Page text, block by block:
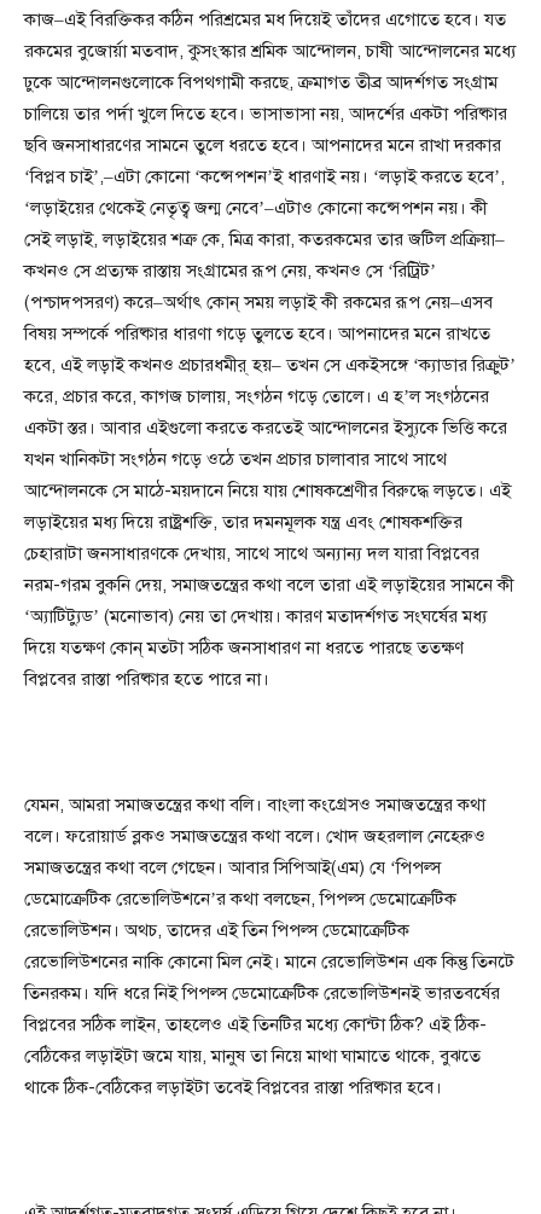
কাজ–এই বিরক্তিকর কঠিন পরিশ্রমের মধ দিয়েই তাঁদের এগোতে হবে। যত
রকমের বুজোর্য়া মতবাদ, কুসংস্কার শ্রমিক আন্দোলন, চাষী আন্দোলনের মধ্যে
ঢুকে আন্দোলনগুলোকে বিপথগামী করছে, ক্রমাগত তীব্র আদর্শগত সংগ্রাম
চালিয়ে তার পর্দা খুলে দিতে হবে। ভাসাভাসা নয়, আদর্শের একটা পরিষ্কার
ছবি জনসাধারণের সামনে তুলে ধরতে হবে। আপনাদের মনে রাখা দরকার
‘বিপ্লব চাই’,–এটা কোনো ‘কন্সেপশন’ই ধারণাই নয়। ‘লড়াই করতে হবে’,
‘লড়াইয়ের থেকেই নেতৃত্ব জন্ম নেবে’–এটাও কোনো কন্সেপশন নয়। কী
সেই লড়াই, লড়াইয়ের শত্রু কে, মিত্র কারা, কতরকমের তার জটিল প্রক্রিয়া–
কখনও সে প্রত্যক্ষ রাস্তায় সংগ্রামের রূপ নেয়, কখনও সে ‘রিট্রিট’
(পশ্চাদপসরণ) করে–অর্থাৎ কোন্ সময় লড়াই কী রকমের রূপ নেয়–এসব
বিষয় সম্পর্কে পরিষ্কার ধারণা গড়ে তুলতে হবে। আপনাদের মনে রাখতে
হবে, এই লড়াই কখনও প্রচারধমীর্ হয়– তখন সে একইসঙ্গে ‘ক্যাডার রিক্রুট’
করে, প্রচার করে, কাগজ চালায়, সংগঠন গড়ে তোলে। এ হ’ল সংগঠনের
একটা স্তর। আবার এইগুলো করতে করতেই আন্দোলনের ইস্যুকে ভিত্তি করে
যখন খানিকটা সংগঠন গড়ে ওঠে তখন প্রচার চালাবার সাথে সাথে
আন্দোলনকে সে মাঠে-ময়দানে নিয়ে যায় শোষকশ্রেণীর বিরুদ্ধে লড়তে। এই
লড়াইয়ের মধ্য দিয়ে রাষ্ট্রশক্তি, তার দমনমূলক যন্ত্র এবং শোষকশক্তির
চেহারাটা জনসাধারণকে দেখায়, সাথে সাথে অন্যান্য দল যারা বিপ্লবের
নরম-গরম বুকনি দেয়, সমাজতন্ত্রের কথা বলে তারা এই লড়াইয়ের সামনে কী
‘অ্যাটিট্যুড’ (মনোভাব) নেয় তা দেখায়। কারণ মতাদর্শগত সংঘর্ষের মধ্য
দিয়ে যতক্ষণ কোন্ মতটা সঠিক জনসাধারণ না ধরতে পারছে ততক্ষণ
বিপ্লবের রাস্তা পরিষ্কার হতে পারে না।
যেমন, আমরা সমাজতন্ত্রের কথা বলি। বাংলা কংগ্রেসও সমাজতন্ত্রের কথা
বলে। ফরোয়ার্ড ব্লকও সমাজতন্ত্রের কথা বলে। খোদ জহরলাল নেহেরুও
সমাজতন্ত্রের কথা বলে গেছেন। আবার সিপিআই(এম) যে ‘পিপল্স
ডেমোক্রেটিক রেভোলিউশনে’র কথা বলছেন, পিপল্স ডেমোক্রেটিক
রেভোলিউশন। অথচ, তাদের এই তিন পিপল্স ডেমোক্রেটিক
রেভোলিউশনের নাকি কোনো মিল নেই। মানে রেভোলিউশন এক কিন্তু তিনটে
তিনরকম। যদি ধরে নিই পিপল্স ডেমোক্রেটিক রেভোলিউশনই ভারতবর্ষের
বিপ্লবের সঠিক লাইন, তাহলেও এই তিনটির মধ্যে কোন্টা ঠিক? এই ঠিক-
বেঠিকের লড়াইটা জমে যায়, মানুষ তা নিয়ে মাথা ঘামাতে থাকে, বুঝতে
থাকে ঠিক-বেঠিকের লড়াইটা তবেই বিপ্লবের রাস্তা পরিষ্কার হবে।